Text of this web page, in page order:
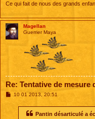
Ce qui fait de nous des grands
Magellan
Guerrier Maya
Re: Tentative de
M10 01 2013, 20:51
Pantin désarticulé a